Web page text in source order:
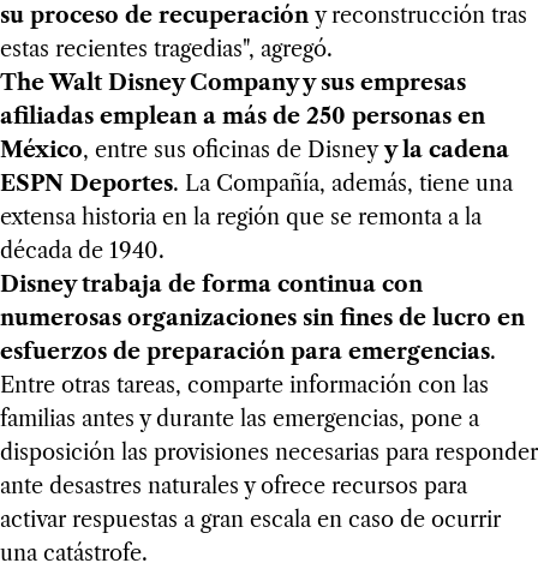
su proceso de recuperación y reconstrucción tras
estas recientes tragedias", agregó.
The Walt Disney Company y sus empresas
afiliadas emplean a más de 250 personas en
México, entre sus oficinas de Disneyy la cadena
ESPN Deportes. La Compañía, además, tiene una
extensa historia en la región que se remonta a la
década de 1940.
Disney trabaja de forma continua con
numerosas organizaciones sin fines de lucro en
esfuerzos de preparación para emergencias.
Entre otras tareas, comparte información con las
familias antes y durante las emergencias, pone a
disposición las provisiones necesarias para responder
ante desastres naturales y ofrece recursos para
activar respuestas a gran escala en caso de ocurrir
una catástrofe.